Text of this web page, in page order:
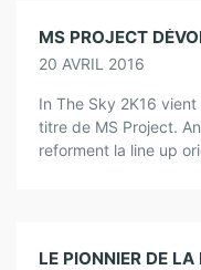
20 AVRIL 2016
In The Sky 2K16
titre de MS Project.
reforment la line up